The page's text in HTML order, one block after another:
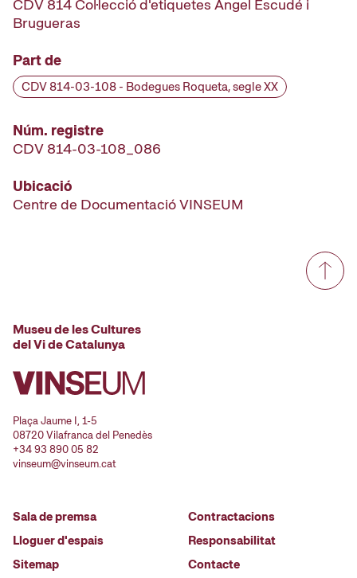
CDV 814 Col·lecció d'etiquetes Àngel Escudé i
Brugueras
Part de
CDV 814-03-108 - Bodegues Roqueta, segle XX
Núm. registre
CDV 814-03-108_086
Ubicació
Centre de Documentació VINSEUM
Museu de les Cultures
del Vi de Catalunya
Plaça Jaume I, 1-5
08720 Vilafranca del Penedès
+34 93 890 05 82
vinseum@vinseum.cat
Sala de premsa
Lloguer d'espais
Sitemap
Contractacions
Responsabilitat
Contacte